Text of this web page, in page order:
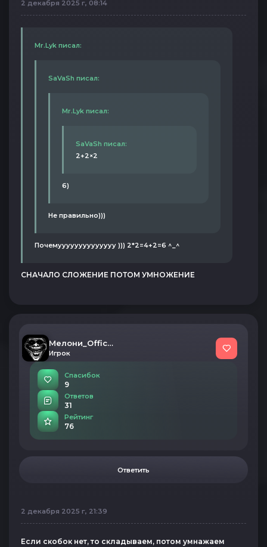
2 декабря 2025 г, 08:14
Mr.Lyk писал:
SaVaSh писал:
Mr.Lyk писал:
SaVaSh писал:
2+2×2
6)
Не правильно)))
Почемуууууууууууууу ))) 2*2=4+2=6 ^_^
СНАЧАЛО СЛОЖЕНИЕ ПОТОМ УМНОЖЕНИЕ
Мелони_Official
Игрок
Спасибок
9
Ответов
31
Рейтинг
76
Ответить
2 декабря 2025 г, 21:39
Если скобок нет, то складываем, потом умнажаем